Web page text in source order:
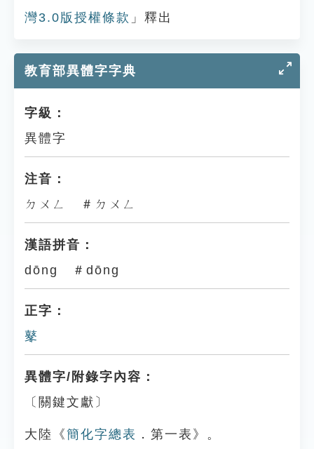
灣3.0版授權條款 」釋出
教育部異體字字典
字級：
異體字
注音：
ㄉㄨㄥ ＃ㄉㄨㄥ
漢語拼音：
dōng ＃dōng
正字：
鼕
異體字/附錄字內容：
〔關鍵文獻〕
大陸《簡化字總表 ．第一表》。